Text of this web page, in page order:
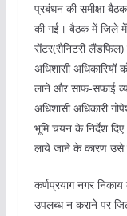
प्रबंधन की समीक्षा
की गई। बैठक में जिले
सेंटर(सैनिटरी लैंडफिल)
अधिशासी अधिकारियों
लाने और साफ-सफाई
अधिशासी अधिकारी
भूमि चयन के निर्देश
लाये जाने के कारण उसे
कर्णप्रयाग नगर निकाय
उपलब्ध न कराने पर